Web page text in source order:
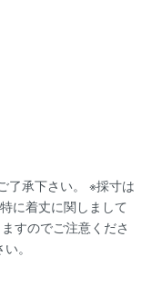
了承下さい。 ※採寸は
に着丈に関しまして
すのでご注意くださ
。